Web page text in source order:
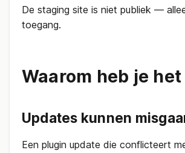
De staging site is niet publiek —
toegang.
Waarom heb je
Updates kunnen
Een plugin update die conflicteert